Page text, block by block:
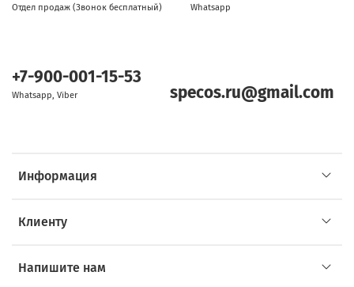
Информация
Клиенту
Напишите нам
Отдел продаж (Звонок бесплатный) Whatsapp
+7-900-001-15-53
Whatsapp, Viber specos.ru@gmail.com